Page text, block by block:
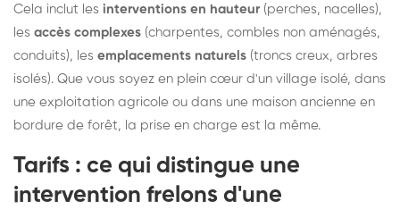
Cela inclut les interventions en hauteur (perches, nacelles),
les accès complexes (charpentes, combles non aménagés,
conduits), les emplacements naturels (troncs creux, arbres
isolés). Que vous soyez en plein cœur d'un village isolé, dans
une exploitation agricole ou dans une maison ancienne en
bordure de forêt, la prise en charge est la même.
Tarifs : ce qui distingue une
intervention frelons d'une